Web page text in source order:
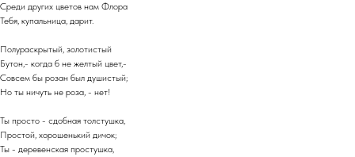
Среди других цветов нам Флора
Тебя, купальница, дарит.
Полураскрытый, золотистый
Бутон,- когда б не желтый цвет,-
Совсем бы розан был душистый;
Но ты ничуть не роза, - нет!
Ты просто - сдобная толстушка,
Простой, хорошенький дичок;
Ты - деревенская простушка,